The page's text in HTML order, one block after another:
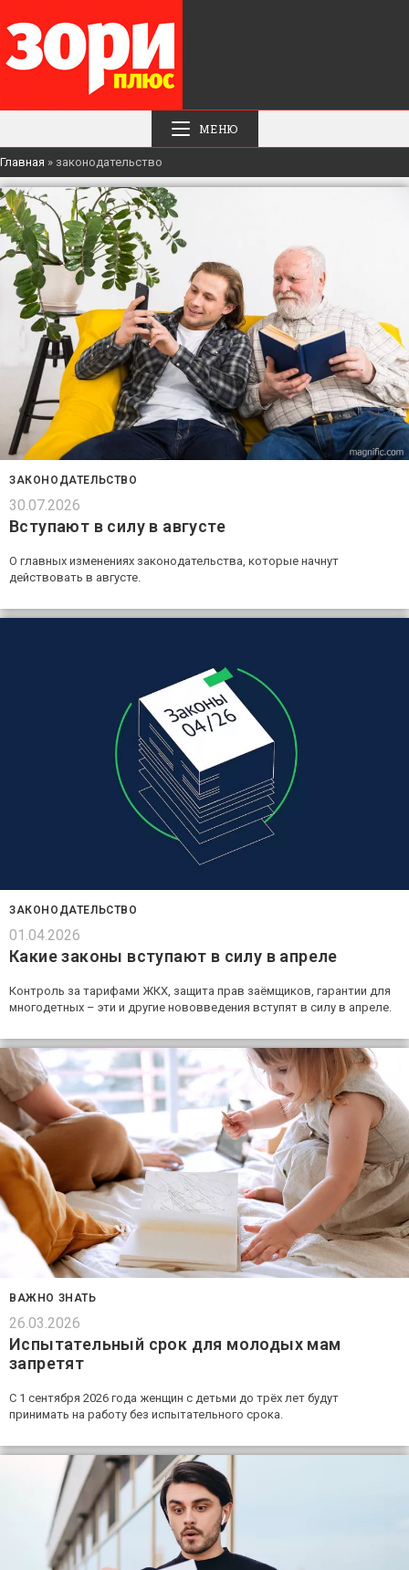
МЕНЮ
Главная » законодательство
ЗАКОНОДАТЕЛЬСТВО
30.07.2026
Вступают в силу в августе
О главных изменениях законодательства, которые начнут
действовать в августе.
ЗАКОНОДАТЕЛЬСТВО
01.04.2026
Какие законы вступают в силу в апреле
Контроль за тарифами ЖКХ, защита прав заёмщиков, гарантии для
многодетных – эти и другие нововведения вступят в силу в апреле.
ВАЖНО ЗНАТЬ
26.03.2026
Испытательный срок для молодых мам
запретят
С 1 сентября 2026 года женщин с детьми до трёх лет будут
принимать на работу без испытательного срока.